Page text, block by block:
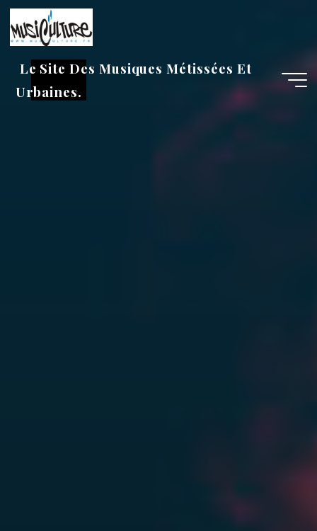
Aller
au
contenu
Le Site Des Musiques Métissées Et
Urbaines.